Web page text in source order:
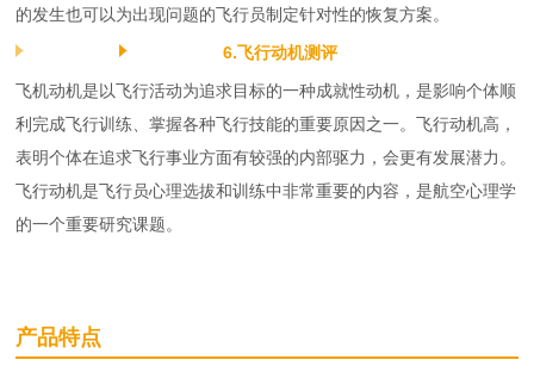
的发生也可以为出现问题的飞行员制定针对性的恢复方案。
6.飞行动机测评
飞机动机是以飞行活动为追求目标的一种成就性动机，是影响个体顺
利完成飞行训练、掌握各种飞行技能的重要原因之一。飞行动机高，
表明个体在追求飞行事业方面有较强的内部驱力，会更有发展潜力。
飞行动机是飞行员心理选拔和训练中非常重要的内容，是航空心理学
的一个重要研究课题。
产品特点